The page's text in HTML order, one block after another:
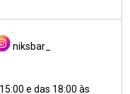
niksbar_
e das 18:00 às